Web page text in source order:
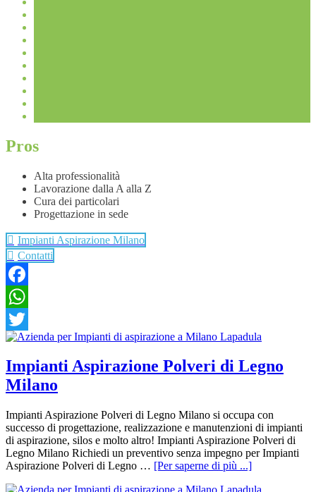
Pros
Alta professionalità
Lavorazione dalla A alla Z
Cura dei particolari
Progettazione in sede
Impianti Aspirazione Milano
Contatti
Facebook
WhatsApp
Twitter
Impianti Aspirazione Polveri di Legno
Milano
Impianti Aspirazione Polveri di Legno Milano si occupa con
successo di progettazione, realizzazione e manutenzioni di impianti
di aspirazione, silos e molto altro! Impianti Aspirazione Polveri di
Legno Milano Richiedi un preventivo senza impegno per Impianti
Aspirazione Polveri di Legno … [Per saperne di più ...]